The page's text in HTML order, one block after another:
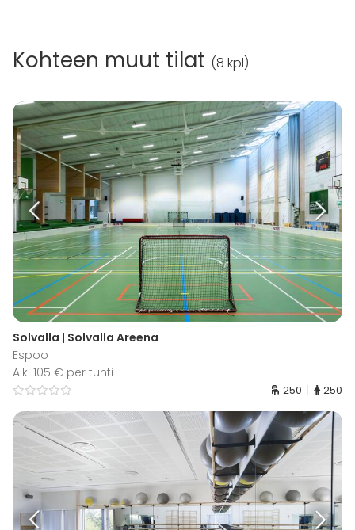
Kohteen muut tilat (8 kpl)
Solvalla | Solvalla Areena
Espoo
Alk. 105 € per tunti
250 250